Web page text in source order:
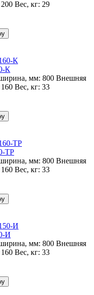
200 Вес, кг: 29
К
мм: 800 Внешняя
160 Вес, кг: 33
ТР
мм: 800 Внешняя
160 Вес, кг: 33
И
мм: 800 Внешняя
160 Вес, кг: 33